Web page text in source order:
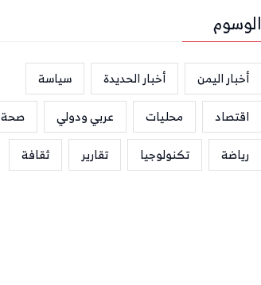
الوسوم
أخبار اليمن أخبار الحديدة
سياسة
اقتصاد
محليات عربي ودولي
صحة
رياضة
تكنولوجيا تقارير ثقافة